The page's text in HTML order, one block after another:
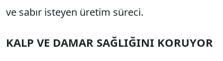
ve sabır isteyen üretim süreci.
KALP VE DAMAR SAĞLIĞINI KORUYOR